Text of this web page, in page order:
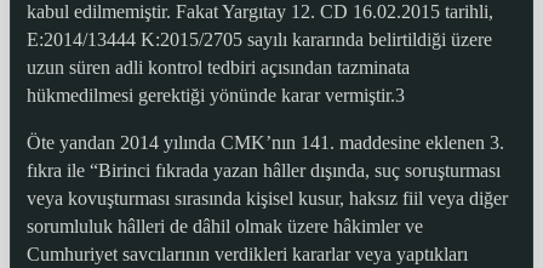
kabul edilmemiştir. Fakat Yargıtay 12. CD 16.02.2015 tarihli,
E:2014/13444 K:2015/2705 sayılı kararında belirtildiği üzere
uzun süren adli kontrol tedbiri açısından tazminata
hükmedilmesi gerektiği yönünde karar vermiştir.3
Öte yandan 2014 yılında CMK’nın 141. maddesine eklenen 3.
fıkra ile “Birinci fıkrada yazan hâller dışında, suç soruşturması
veya kovuşturması sırasında kişisel kusur, haksız fiil veya diğer
sorumluluk hâlleri de dâhil olmak üzere hâkimler ve
Cumhuriyet savcılarının verdikleri kararlar veya yaptıkları